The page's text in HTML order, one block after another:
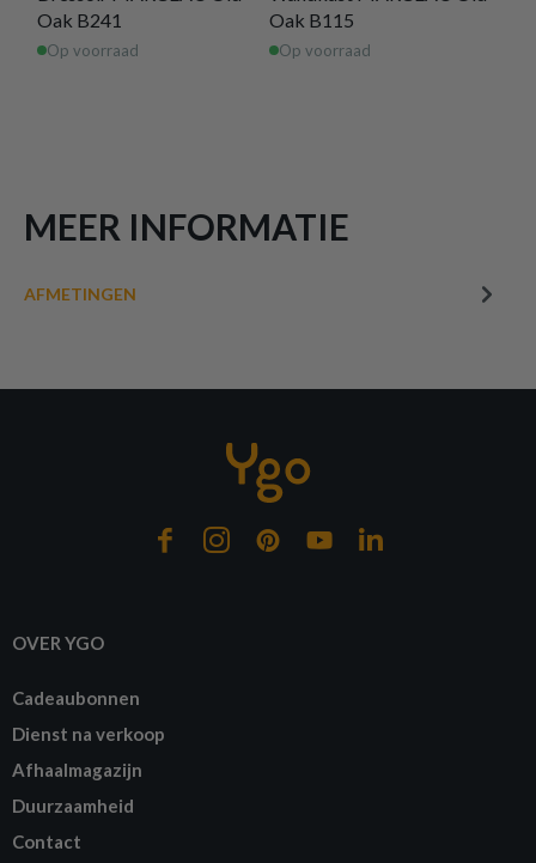
Oak B241
Op voorraad
Oak B115
Op voorraad
MEER INFORMATIE
AFMETINGEN
OVER YGO
Cadeaubonnen
Dienst na verkoop
Afhaalmagazijn
Duurzaamheid
Contact